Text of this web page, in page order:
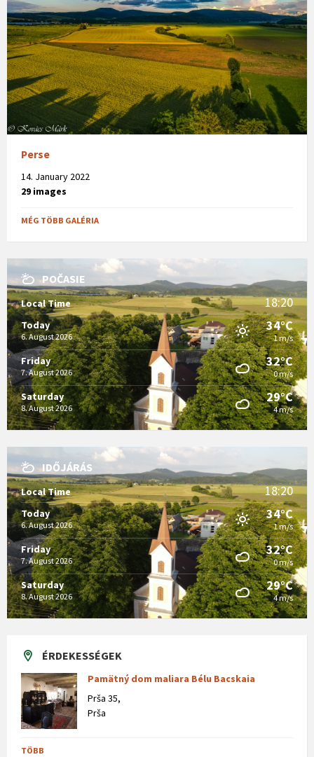
Perse
14. January 2022
29 images
MÉG TÖBB GALÉRIA
POČASIE
Local Time 18:20
Today
6. August 2026
34°C
1 m/s
Friday
7. August 2026
32°C
0 m/s
Saturday
8. August 2026
29°C
4 m/s
IDŐJÁRÁS
Local Time 18:20
Today
6. August 2026
34°C
1 m/s
Friday
7. August 2026
32°C
0 m/s
Saturday
8. August 2026
29°C
4 m/s
ÉRDEKESSÉGEK
Pamätný dom maliara Bélu Bacskaia
Prša 35,
Prša
TÖBB